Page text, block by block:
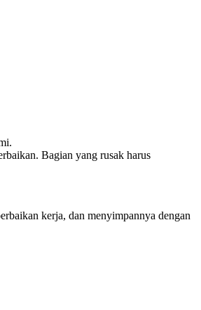
Bagian yang rusak harus
kerja, dan menyimpannya dengan